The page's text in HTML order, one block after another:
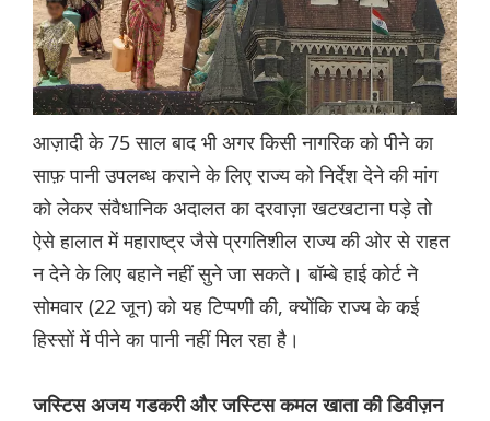
आज़ादी के 75 साल बाद भी अगर किसी नागरिक को पीने का
साफ़ पानी उपलब्ध कराने के लिए राज्य को निर्देश देने की मांग
को लेकर संवैधानिक अदालत का दरवाज़ा खटखटाना पड़े तो
ऐसे हालात में महाराष्ट्र जैसे प्रगतिशील राज्य की ओर से राहत
न देने के लिए बहाने नहीं सुने जा सकते। बॉम्बे हाई कोर्ट ने
सोमवार (22 जून) को यह टिप्पणी की, क्योंकि राज्य के कई
हिस्सों में पीने का पानी नहीं मिल रहा है।
जस्टिस अजय गडकरी और जस्टिस कमल खाता की डिवीज़न